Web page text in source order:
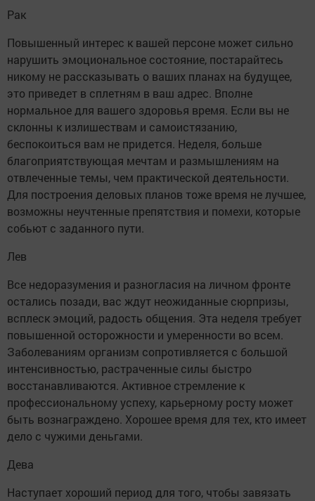
Рак
Повышенный интерес к вашей персоне может сильно
нарушить эмоциональное состояние, постарайтесь
никому не рассказывать о ваших планах на будущее,
это приведет в сплетням в ваш адрес. Вполне
нормальное для вашего здоровья время. Если вы не
склонны к излишествам и самоистязанию,
беспокоиться вам не придется. Неделя, больше
благоприятствующая мечтам и размышлениям на
отвлеченные темы, чем практической деятельности.
Для построения деловых планов тоже время не лучшее,
возможны неучтенные препятствия и помехи, которые
собьют с заданного пути.
Лев
Все недоразумения и разногласия на личном фронте
остались позади, вас ждут неожиданные сюрпризы,
всплеск эмоций, радость общения. Эта неделя требует
повышенной осторожности и умеренности во всем.
Заболеваниям организм сопротивляется с большой
интенсивностью, растраченные силы быстро
восстанавливаются. Активное стремление к
профессиональному успеху, карьерному росту может
быть вознаграждено. Хорошее время для тех, кто имеет
дело с чужими деньгами.
Дева
Наступает хороший период для того, чтобы завязать